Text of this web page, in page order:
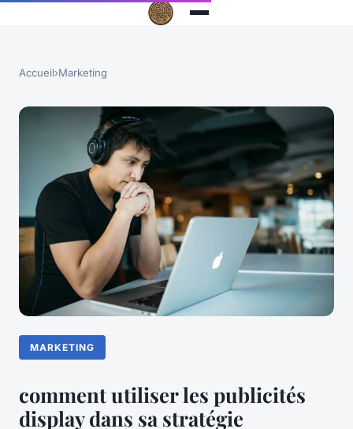
Accueil›Marketing
MARKETING
comment utiliser les publicités
display dans sa stratégie